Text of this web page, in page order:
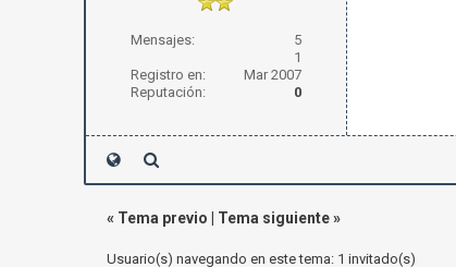
Mensajes:
5
1
Registro en:
Mar 2007
Reputación:
0
« Tema previo Tema siguiente»
Usuario(s) navegando en este tema: 1 invitado(s)